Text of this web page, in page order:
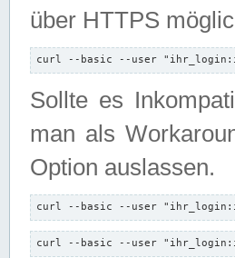
über HTTPS
curl --basic --user
Sollte es
man als
Option auslassen.
curl --basic --user
curl --basic --user